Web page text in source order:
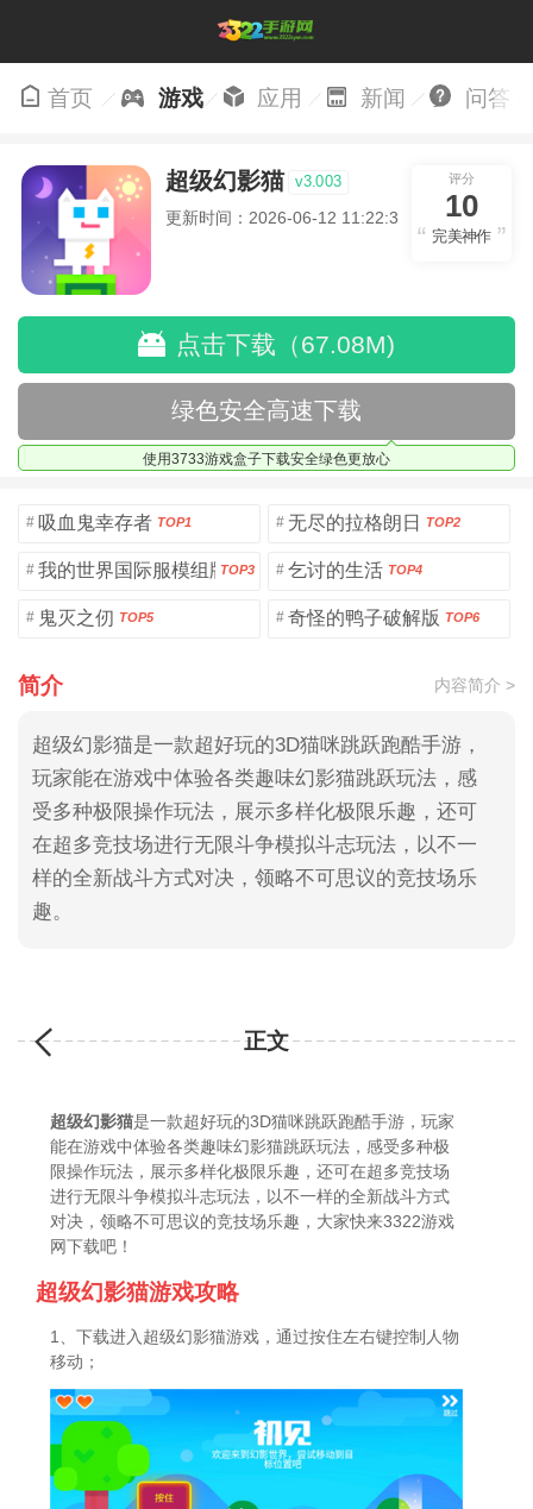
首页 游戏 应用 新闻 问答
超级幻影猫 v3.003
更新时间：2026-06-12 11:22:32
评分
10
完美神作
点击下载（67.08M)
绿色安全高速下载
使用3733游戏盒子下载安全绿色更放心
# 吸血鬼幸存者 TOP1 # 无尽的拉格朗日 TOP2
# 我的世界国际服模组版TOP3 # 乞讨的生活 TOP4
# 鬼灭之仞 TOP5 # 奇怪的鸭子破解版 TOP6
简介 内容简介 >
超级幻影猫是一款超好玩的3D猫咪跳跃跑酷手游，
玩家能在游戏中体验各类趣味幻影猫跳跃玩法，感
受多种极限操作玩法，展示多样化极限乐趣，还可
在超多竞技场进行无限斗争模拟斗志玩法，以不一
样的全新战斗方式对决，领略不可思议的竞技场乐
趣。
正文
超级幻影猫是一款超好玩的3D猫咪跳跃跑酷手游，玩家
能在游戏中体验各类趣味幻影猫跳跃玩法，感受多种极
限操作玩法，展示多样化极限乐趣，还可在超多竞技场
进行无限斗争模拟斗志玩法，以不一样的全新战斗方式
对决，领略不可思议的竞技场乐趣，大家快来3322游戏
网下载吧！
超级幻影猫游戏攻略
1、下载进入超级幻影猫游戏，通过按住左右键控制人物
移动；